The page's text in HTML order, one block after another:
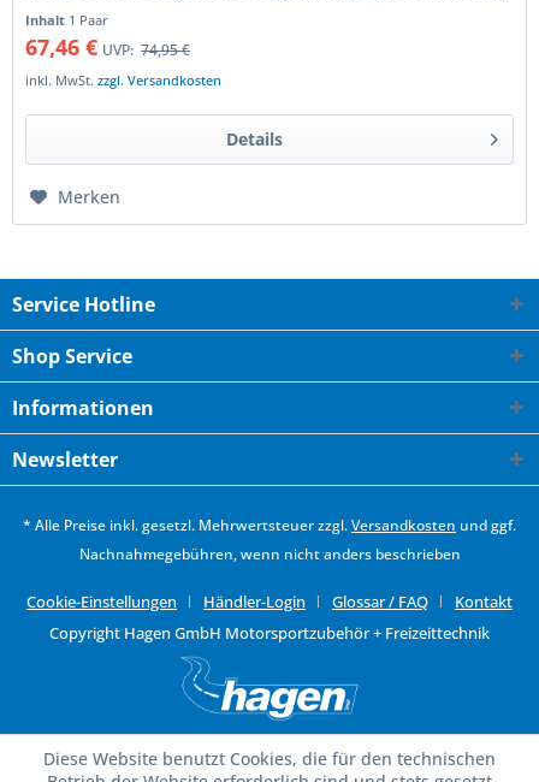
Inhalt 1 Paar
67,46 € UVP: 74,95 €
inkl. MwSt.zzgl. Versandkosten
Details
Merken
Service Hotline
Shop Service
Informationen
Newsletter
* Alle Preise inkl. gesetzl. Mehrwertsteuer zzgl.Versandkosten und ggf.
Nachnahmegebühren, wenn nicht anders beschrieben
Cookie-Einstellungen Händler-Login Glossar / FAQ
Kontakt
Copyright Hagen GmbH Motorsportzubehör + Freizeittechnik
Diese Website benutzt Cookies, die für den technischen